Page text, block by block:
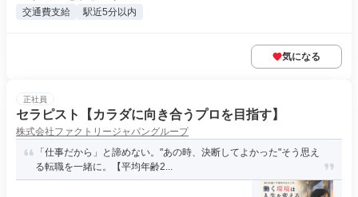
交通費支給 駅近5分以内
気になる
正社員
セラピスト【カラダに向き合うプロを目指す】
株式会社ファクトリージャパングループ
「仕事だから」と諦めない。"あの時、決断してよかった"そう思え
る転職を一緒に。【平均年齢2...